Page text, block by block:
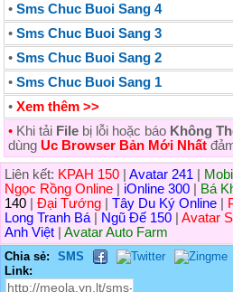
• Sms Chuc Buoi Sang 4
• Sms Chuc Buoi Sang 3
• Sms Chuc Buoi Sang 2
• Sms Chuc Buoi Sang 1
• Xem thêm >>
• Khi tải File bị lỗi hoặc báo Không
dùng Uc Browser Bản Mới Nhất
Liên kết: KPAH 150 Avatar 241
Ngọc Rồng Online
iOnline 300 Bá
140
Đại Tướng Tây Du Ký Online
Long Tranh Bá
Ngũ Đế 150 Avatar
Anh Việt
Avatar Auto Farm
Chia sẻ:
SMS
Link: